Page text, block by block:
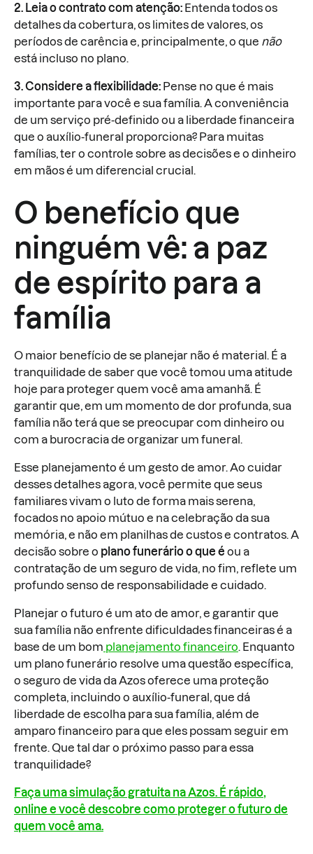
2. Leia o contrato com atenção: Entenda todos os
detalhes da cobertura, os limites de valores, os
períodos de carência e, principalmente, o que não
está incluso no plano.
3. Considere a flexibilidade: Pense no que é mais
importante para você e sua família. A conveniência
de um serviço pré-definido ou a liberdade financeira
que o auxílio-funeral proporciona? Para muitas
famílias, ter o controle sobre as decisões e o dinheiro
em mãos é um diferencial crucial.
O benefício que
ninguém vê: a paz
de espírito para a
família
O maior benefício de se planejar não é material. É a
tranquilidade de saber que você tomou uma atitude
hoje para proteger quem você ama amanhã. É
garantir que, em um momento de dor profunda, sua
família não terá que se preocupar com dinheiro ou
com a burocracia de organizar um funeral.
Esse planejamento é um gesto de amor. Ao cuidar
desses detalhes agora, você permite que seus
familiares vivam o luto de forma mais serena,
focados no apoio mútuo e na celebração da sua
memória, e não em planilhas de custos e contratos. A
decisão sobre o plano funerário o que é ou a
contratação de um seguro de vida, no fim, reflete um
profundo senso de responsabilidade e cuidado.
Planejar o futuro é um ato de amor, e garantir que
sua família não enfrente dificuldades financeiras é a
base de um bom planejamento financeiro. Enquanto
um plano funerário resolve uma questão específica,
o seguro de vida da Azos oferece uma proteção
completa, incluindo o auxílio-funeral, que dá
liberdade de escolha para sua família, além de
amparo financeiro para que eles possam seguir em
frente. Que tal dar o próximo passo para essa
tranquilidade?
Faça uma simulação gratuita na Azos. É rápido,
online e você descobre como proteger o futuro de
quem você ama.